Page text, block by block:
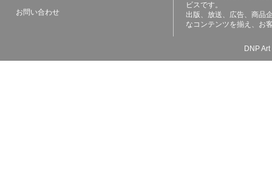
お問い合わせ
ビスです。
出版、放送、広告、商品
なコンテンツを揃え、お
DNP